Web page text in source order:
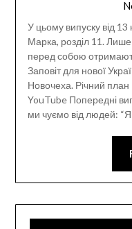
У цьому випуску від 13
Марка, розділ 11.
перед собою
Заповіт для нової
Новочеха. Річний
YouTube Попередні
ми чуємо від людей: